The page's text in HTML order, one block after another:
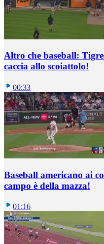
Altro che baseball:
caccia allo scoiattolo!
00:33
Baseball americano ai
campo è della mazza!
01:16